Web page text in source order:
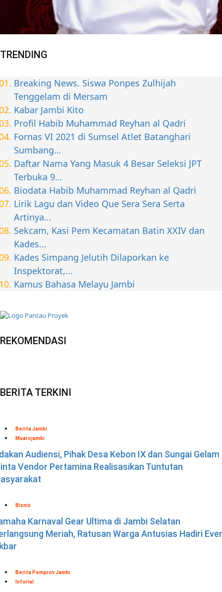
TRENDING
Breaking News. Siswa Ponpes Zulhijah
Tenggelam di Mersam
Kabar Jambi Kito
Profil Habib Muhammad Reyhan al Qadri
Fornas VI 2021 di Sumsel Atlet Batanghari
Sumbang…
Daftar Nama Yang Masuk 4 Besar Seleksi JPT
Terbuka 9…
Biodata Habib Muhammad Reyhan al Qadri
Lirik Lagu dan Video Que Sera Sera Serta
Artinya…
Sekcam, Kasi Pem Kecamatan Batin XXIV dan
Kades…
Kades Simpang Jelutih Dilaporkan ke
Inspektorat,…
Kamus Bahasa Melayu Jambi
REKOMENDASI
BERITA TERKINI
Berita Jambi
Muarojambi
Audiensi, Pihak Desa Kebon IX dan Sungai Gelam
Vendor Pertamina Realisasikan Tuntutan
Bisnis
Karnaval Gear Ultima di Jambi Selatan
Meriah, Ratusan Warga Antusias Hadiri
Berita Pemprov Jambi
Inforial